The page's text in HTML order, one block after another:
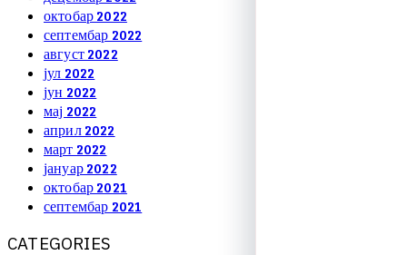
октобар 2022
септембар 2022
август 2022
јул 2022
јун 2022
мај 2022
април 2022
март 2022
јануар 2022
октобар 2021
септембар 2021
CATEGORIES